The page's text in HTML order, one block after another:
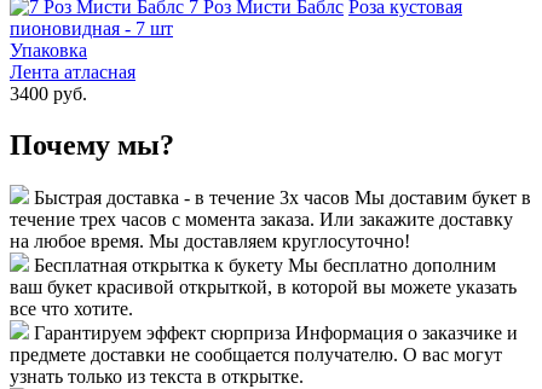
7 Роз Мисти Баблс Роза кустовая
пионовидная - 7 шт
Упаковка
Лента атласная
3400 руб.
Почему мы?
Быстрая доставка - в течение 3х часов Мы доставим букет в
течение трех часов с момента заказа. Или закажите доставку
на любое время. Мы доставляем круглосуточно!
Бесплатная открытка к букету Мы бесплатно дополним
ваш букет красивой открыткой, в которой вы можете указать
все что хотите.
Гарантируем эффект сюрприза Информация о заказчике и
предмете доставки не сообщается получателю. О вас могут
узнать только из текста в открытке.